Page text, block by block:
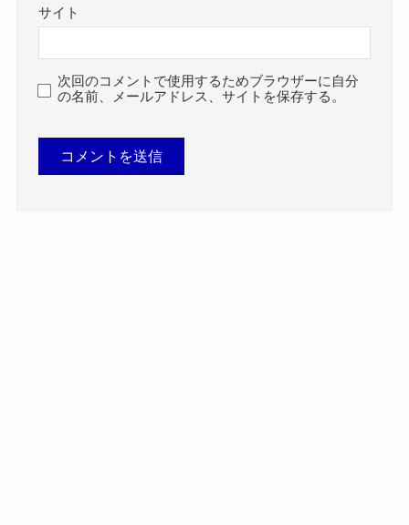
サイト
次回のコメントで使用するためブラウザーに自分
の名前、メールアドレス、サイトを保存する。